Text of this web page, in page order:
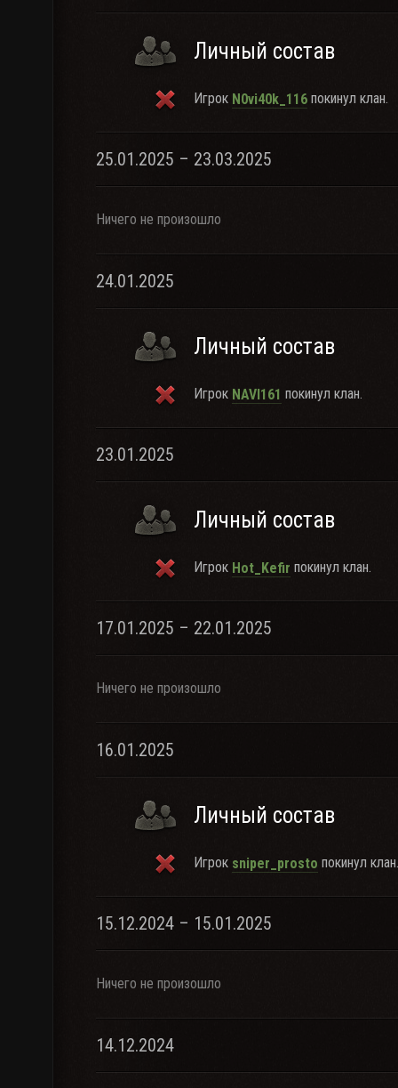
Личный состав
Игрок N0vi40k_116 покинул клан.
25.01.2025 – 23.03.2025
Ничего не произошло
24.01.2025
Личный состав
Игрок NAVI161 покинул клан.
23.01.2025
Личный состав
Игрок Hot_Kefir покинул клан.
17.01.2025 – 22.01.2025
Ничего не произошло
16.01.2025
Личный состав
Игрок sniper_prosto покинул клан.
15.12.2024 – 15.01.2025
Ничего не произошло
14.12.2024